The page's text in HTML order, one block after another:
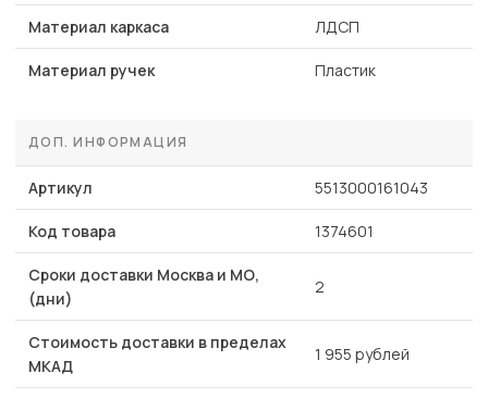
Материал каркаса ЛДСП
Материал ручек Пластик
ДОП. ИНФОРМАЦИЯ
Артикул 5513000161043
Код товара 1374601
Сроки доставки Москва и МО,
(дни)
2
Стоимость доставки в пределах
МКАД
1 955 рублей